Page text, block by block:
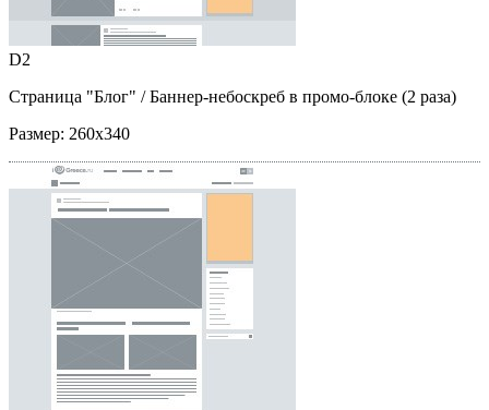
D2
Страница "Блог" / Баннер-небоскреб в промо-блоке (2 раза)
Размер: 260x340